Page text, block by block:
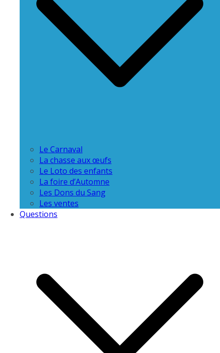
Le Carnaval
La chasse aux œufs
Le Loto des enfants
La foire d’Automne
Les Dons du Sang
Les ventes
Questions